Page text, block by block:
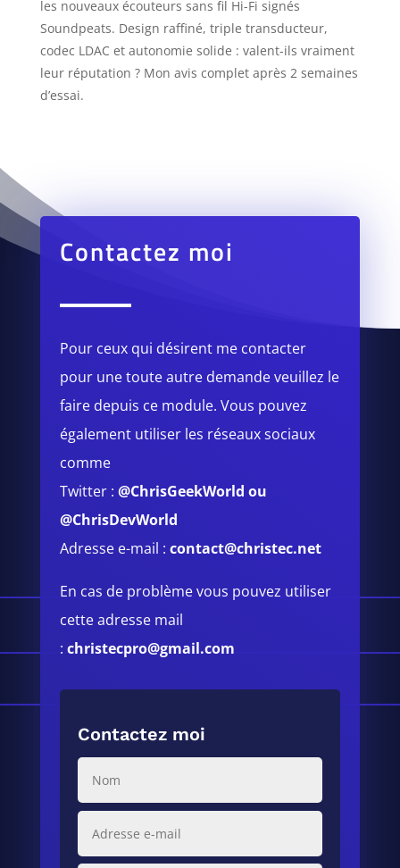
les nouveaux écouteurs sans fil Hi-Fi signés
Soundpeats. Design raffiné, triple transducteur,
codec LDAC et autonomie solide : valent-ils vraiment
leur réputation ? Mon avis complet après 2 semaines
d’essai.
Contactez moi
Pour ceux qui désirent me contacter
pour une toute autre demande veuillez le
faire depuis ce module.Vous pouvez
également utiliser les réseaux sociaux
comme
Twitter :@ChrisGeekWorld ou
@ChrisDevWorld
Adresse e-mail :contact@christec.net
En cas de problème vous pouvez utiliser
cette adresse mail
:christecpro@gmail.com
Contactez moi